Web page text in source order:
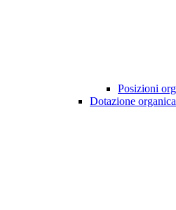
Posizioni
Dotazione organica